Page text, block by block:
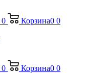
0 Корзина0 0
0 Корзина0 0